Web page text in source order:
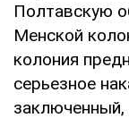
Полтавскую
Менской
колония
серьезное